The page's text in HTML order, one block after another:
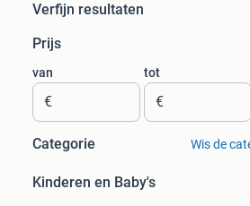
Verfijn resultaten
Prijs
van
€
tot
€
Categorie Wis de
Kinderen en Baby's